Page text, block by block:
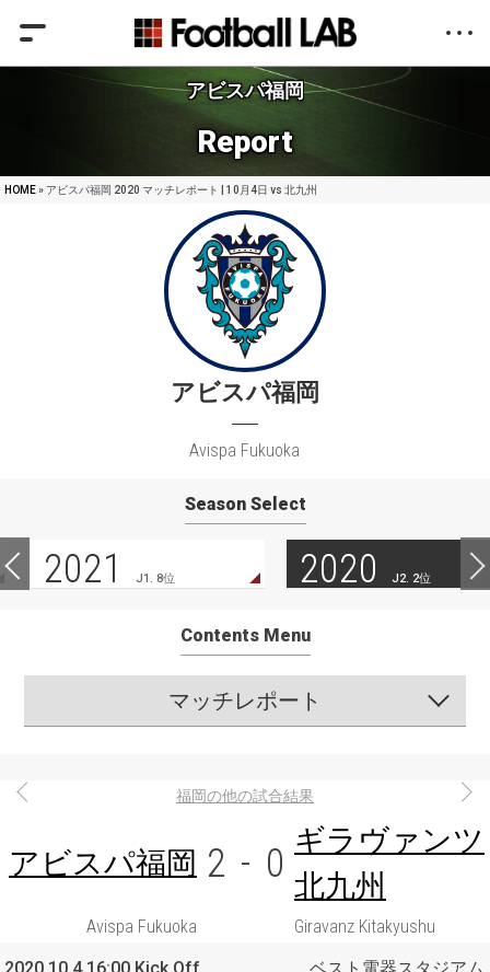
アビスパ福岡
Report
HOME» アビスパ福岡 2020 マッチレポート | 10月4日 vs 北九州
アビスパ福岡
Avispa Fukuoka
Season Select
2021 J1. 8位 2020 J2. 2位
Contents Menu
マッチレポート
福岡の他の試合結果
アビスパ福岡 2 - 0
ギラヴァンツ
北九州
Avispa Fukuoka
Giravanz Kitakyushu